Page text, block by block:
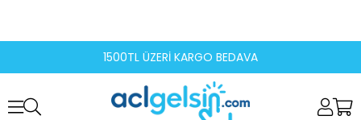
1500TL ÜZERİ KARGO BEDAVA